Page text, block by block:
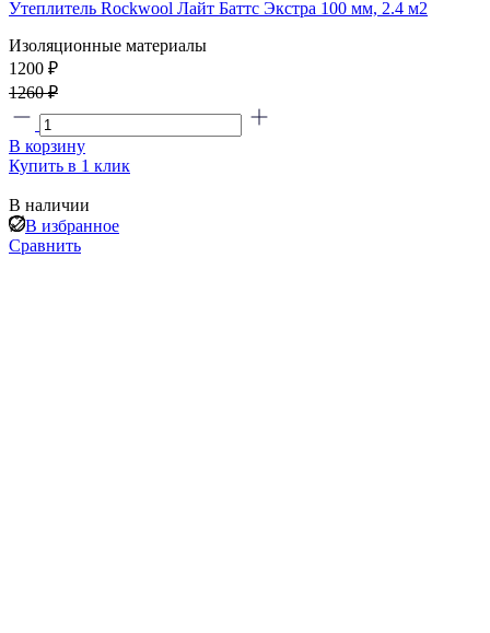
Утеплитель Rockwool Лайт Баттс Экстра 100 мм, 2.4 м2
Изоляционные материалы
1200 ₽
1260 ₽
В корзину
Купить в 1 клик
В наличии
В избранное
Сравнить